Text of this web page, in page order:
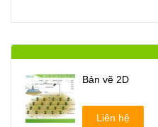
Bản vẽ 2D
Liên hệ